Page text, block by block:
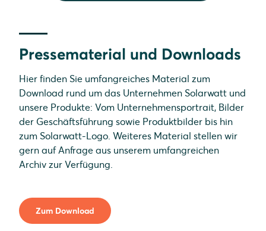
Pressematerial und Downloads
Hier finden Sie umfangreiches Material zum
Download rund um das Unternehmen Solarwatt und
unsere Produkte: Vom Unternehmensportrait, Bilder
der Geschäftsführung sowie Produktbilder bis hin
zum Solarwatt-Logo. Weiteres Material stellen wir
gern auf Anfrage aus unserem umfangreichen
Archiv zur Verfügung.
Zum Download